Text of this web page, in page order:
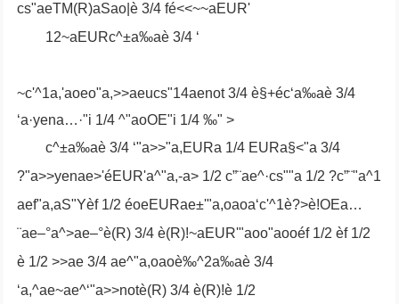
cs"aeTM(R)aSao|è 3/4 fé<<~~aEUR'
12~aEURc^±a‰aè 3/4 ‘
~c'^1a,'aoeo"a,>>aeucs"14aenot 3/4 è§+éc‘a‰aè 3/4
‘a·yena…·"i 1/4 ^"aoOE"i 1/4 ‰" >
c^±a‰aè 3/4 ‘"a>>"a,EURa 1/4 EURa§<"a 3/4
?"a>>yenae>'éEUR'a^"a,-a> 1/2 c”¨ae^·cs""a 1/2 ?c”¨"a^1
aef"a,aS"Yèf 1/2 éoeEURae±'"a,oaoa‘c'^1è?>è!OEa…
¨ae–°a^>ae–°è(R) 3/4 è(R)!~aEUR'"aoo"aooéf 1/2 èf 1/2
è 1/2 >>ae 3/4 ae^"a,oaoè‰^2a‰aè 3/4
‘a,^ae~ae^‘"a>>notè(R) 3/4 è(R)!è 1/2